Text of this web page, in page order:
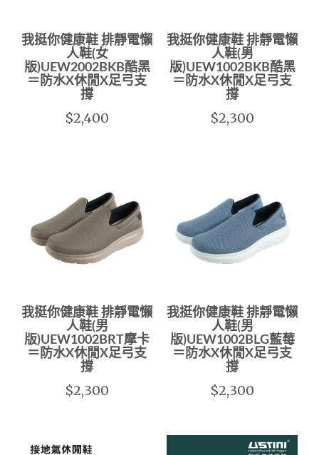
我挺你健康鞋 排靜電懶
人鞋(女
版)UEW2002BKB酷黑
＝防水X休閒X足弓支
撐
$2,400
我挺你健康鞋 排靜電懶
人鞋(男
版)UEW1002BKB酷黑
＝防水X休閒X足弓支
撐
$2,300
我挺你健康鞋 排靜電懶
人鞋(男
版)UEW1002BRT摩卡
＝防水X休閒X足弓支
撐
$2,300
我挺你健康鞋 排靜電懶
人鞋(男
版)UEW1002BLG藍莓
＝防水X休閒X足弓支
撐
$2,300